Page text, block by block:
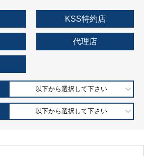
KSS特約店
代理店
以下から選択して下さい
以下から選択して下さい